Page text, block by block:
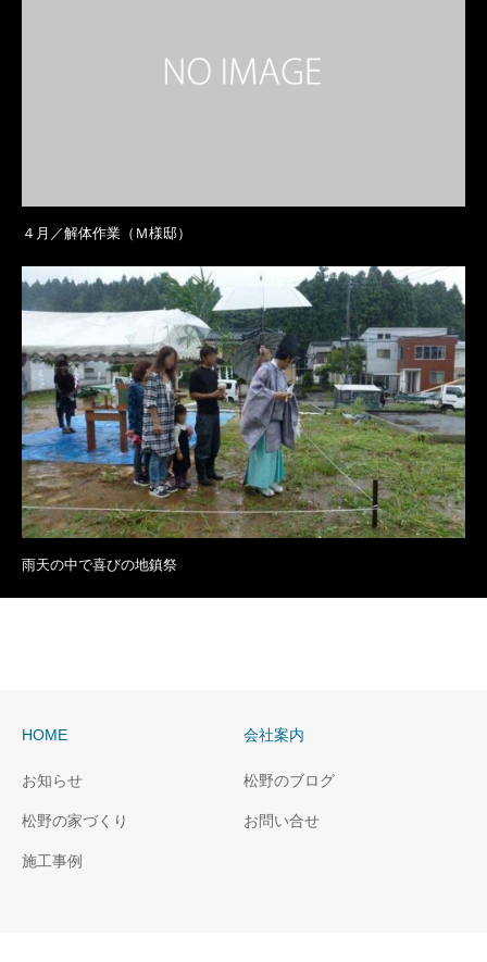
４月／解体作業（Ｍ様邸）
雨天の中で喜びの地鎮祭
HOME
お知らせ
松野の家づくり
施工事例
会社案内
松野のブログ
お問い合せ